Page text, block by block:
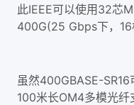
此IEEE可以使用32芯
400G(25 Gbps下，16
虽然400GBASE-
100米长OM4多模光